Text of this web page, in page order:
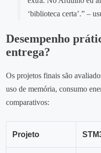
‘biblioteca certa’.” –
Desempenho
entrega?
Os projetos finais são
uso de memória, consumo
comparativos:
Projeto